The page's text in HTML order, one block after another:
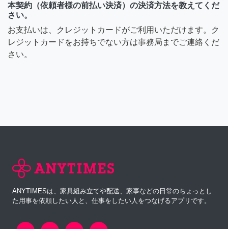
本契約（依頼者様の前払い決済）の決済方法を教えてくだ
さい。
お支払いは、クレジットカードがご利用いただけます。ク
レジットカードをお持ちでない方は事務局までご連絡くだ
さい。
ANYTIMESは、家具組み立てや配送、家事などの日常のちょっとし
た用事を依頼したい人と、仕事をしたい人をつなげるアプリです。